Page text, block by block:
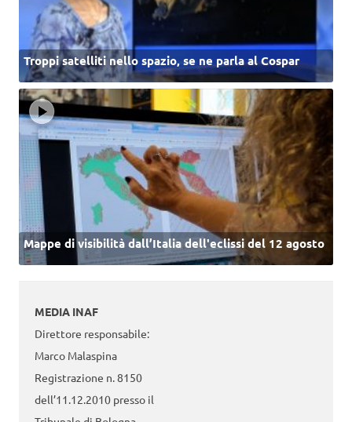
Troppi satelliti nello spazio, se ne parla al Cospar
Mappe di visibilità dall’Italia dell'eclissi del 12 agosto
MEDIA INAF
Direttore responsabile:
Marco Malaspina
Registrazione n. 8150
dell’11.12.2010 presso il